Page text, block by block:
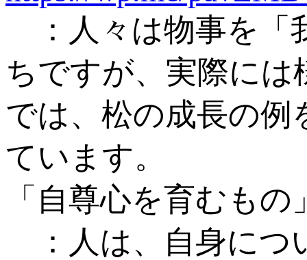
：人々は物事を「
ちですが、実際に
では、松の成長の例
ています。
「自尊心を育むもの
：人は、自身につ